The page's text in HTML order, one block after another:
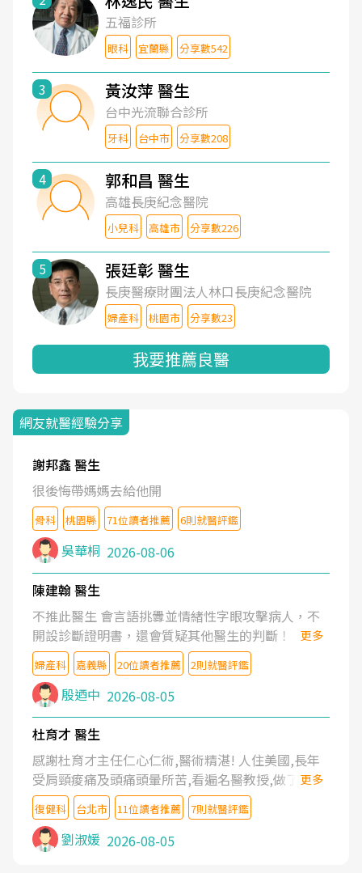
五福診所
眼科 宜蘭縣 分享數542
3 黃汝萍 醫生
台中光流聯合診所
牙科 台中市 分享數208
4 郭和昌 醫生
高雄長庚紀念醫院
小兒科 高雄市 分享數226
5 張廷彰 醫生
長庚醫療財團法人林口長庚紀念醫院
婦產科 桃園市 分享數23
我要推薦良醫
網友就醫經驗分享
謝邦鑫 醫生
很後悔帶媽媽去給他開
骨科 桃園縣 71位讀者推薦 6則就醫評鑑
吳華桐 2026-08-06
陳建翰 醫生
不推此醫生 會言語挑釁並情緒性字眼攻擊病人，不
開設診斷證明書，還會質疑其他醫生的判斷！
更多
婦產科 嘉義縣 20位讀者推薦 2則就醫評鑑
殷迺中 2026-08-05
杜育才 醫生
感謝杜育才主任仁心仁術,醫術精湛! 人住美國,長年
受肩頸痠痛及頭痛頭暈所苦,看遍名醫教授,做了各種
檢查,也嘗試過西醫打針,中醫針灸及物理徒手治療都
沒有用,後來連吃到嗎啡類止痛藥都效果有限,只是壓
症狀,沒多久就痛起來,多年失眠嚴重影響生活品質.
台灣親友介紹忠孝醫院杜育才主任是頸頭症候群專
更多
復健科 台北市 11位讀者推薦 7則就醫評鑑
劉淑媛 2026-08-05